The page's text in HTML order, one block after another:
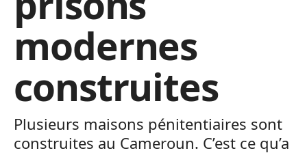
modernes
construites
Plusieurs maisons pénitentiaires sont
construites au Cameroun. C’est ce qu’a